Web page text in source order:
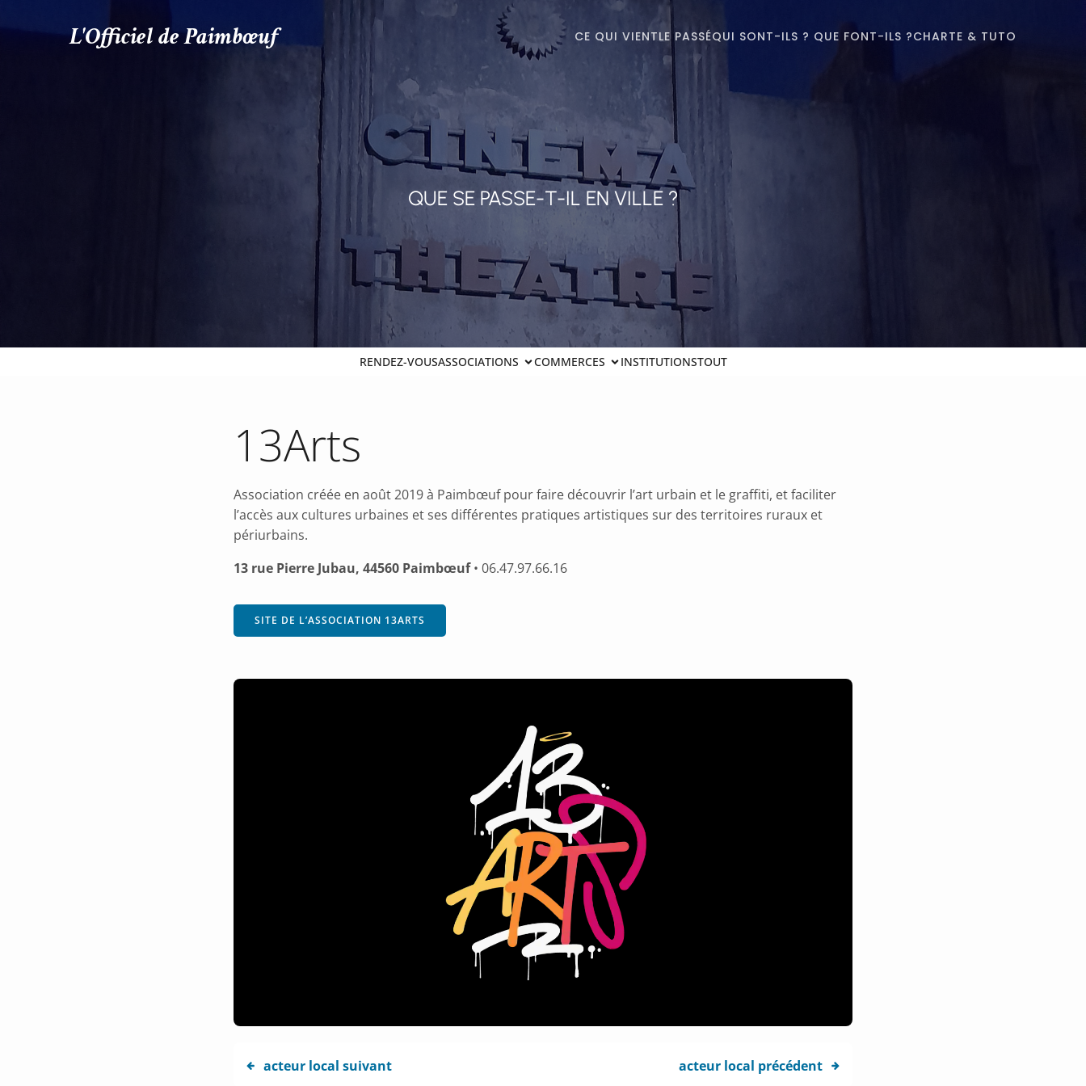
L'Officiel de Paimbœuf CE QUI VIENTLE PASSÉQUI SONT-ILS ? QUE FONT-ILS ?CHARTE & TUTO
QUE SE PASSE-T-IL EN VILLE ?
RENDEZ-VOUSASSOCIATIONS COMMERCES INSTITUTIONSTOUT
13Arts
Association créée en août 2019 à Paimbœuf pour faire découvrir l’art urbain et le graffiti, et faciliter
l’accès aux cultures urbaines et ses différentes pratiques artistiques sur des territoires ruraux et
périurbains.
13 rue Pierre Jubau, 44560 Paimbœuf• 06.47.97.66.16
SITE DE L’ASSOCIATION 13ARTS
acteur local suivant acteur local précédent